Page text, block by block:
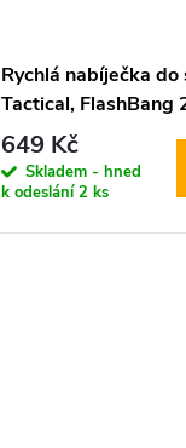
Rychlá nabíječka do
Tactical, FlashBang
65W Black
649 Kč
Skladem - hned
k odeslání2 ks